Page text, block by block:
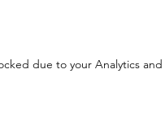
due to your Analytics